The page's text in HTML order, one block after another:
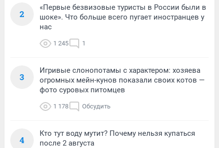
2
«Первые безвизовые туристы в России были в
шоке». Что больше всего пугает иностранцев у
нас
1 245 1
3
Игривые слонопотамы с характером: хозяева
огромных мейн-кунов показали своих котов —
фото суровых питомцев
1 178 Обсудить
4
Кто тут воду мутит? Почему нельзя купаться
после 2 августа